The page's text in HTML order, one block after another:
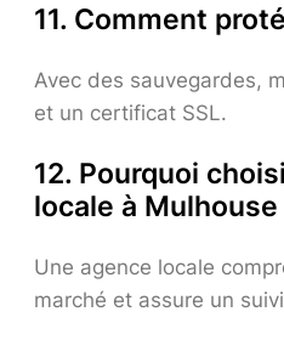
11. Comment
Avec des sauvegardes,
et un certificat SSL.
12. Pourquoi
locale à Mulhouse
Une agence locale
marché et assure un